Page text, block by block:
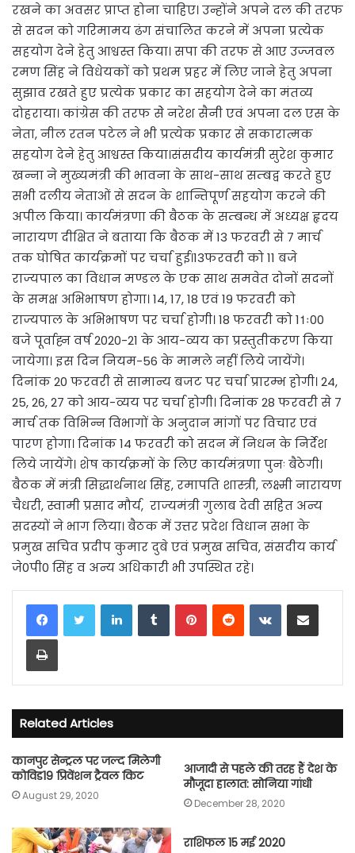
रखने का अवसर प्राप्त होना चाहिए। उन्होंने अपने दल की तरफ
से सदन को गरिमामय ढंग संचालित करने में अपना प्रत्येक
सहयोग देने हेतु आश्वस्त किया। सपा की तरफ से आए उज्जवल
रमण सिंह ने विधेयकों को प्रथम प्रहर में लिए जाने हेतु अपना
सुझाव रखते हुए प्रत्येक प्रकार का सहयोग देने का मंतव्य
दोहराया। कांग्रेस की तरफ सेे नरेश सैनी एवं अपना दल एस के
नेता, नील रतन पटेल ने भी प्रत्येक प्रकार से सकारात्मक
सहयोग देने हेतु आश्वस्त किया।संसदीय कार्यमंत्री सुरेश कुमार
खन्ना ने मुख्यमंत्री की भावना के साथ-साथ सम्बद्व करते हुए
सभी दलीय नेताओं से सदन के शान्तिपूर्ण सहयोग करने की
अपील किया। कार्यमंत्रणा की बैठक के सम्बन्ध में अध्यक्ष हृदय
नारायण दीक्षित ने बताया कि बैठक में 13 फरवरी से 7 मार्च
तक घोषित कार्यक्रमों पर चर्चा हुई।13फरवरी को 11 बजे
राज्यपाल का विधान मण्डल के एक साथ समवेत दोनों सदनों
के समक्ष अभिभाषण होगा। 14, 17, 18 एवं 19 फरवरी को
राज्यपाल के अभिभाषण पर चर्चा होगी। 18 फरवरी को 11ः00
बजे पूर्वाह्न वर्ष 2020-21 के आय-व्यय का प्रस्तुतीकरण किया
जायेगा। इस दिन नियम-56 के मामले नहीं लिये जायेंगे।
दिनांक 20 फरवरी से सामान्य बजट पर चर्चा प्रारम्भ होगी। 24,
25, 26, 27 को आय-व्यय पर चर्चा होगी। दिनांक 28 फरवरी से 7
मार्च तक विभिन्न विभागों के अनुदान मांगों पर विचार एवं
पारण होगा। दिनांक 14 फरवरी को सदन में निधन के निर्देश
लिये जायेंगे। शेष कार्यक्रमों के लिए कार्यमंत्रणा पुनः बैठेगी।
बैठक में मंत्री सिद्धार्थनाथ सिंह, रमापति शास्त्री, लक्ष्मी नारायण
चैधरी, स्वामी प्रसाद मौर्य, राज्यमंत्री गुलाब देवी सहित अन्य
सदस्यों ने भाग लिया। बैठक में उत्तर प्रदेश विधान सभा के
प्रमुख सचिव प्रदीप कुमार दुबे एवं प्रमुख सचिव, संसदीय कार्य
जे0पी0 सिंह व अन्य अधिकारी भी उपस्थित रहे।
LinkedInTumblrPinterestReddit VKontakteShare via Email
Print
Related Articles
कानपुर सेन्ट्रल पर जल्द मिलेगी
कोविड19 प्रिवेंशन ट्रैवल किट
August 29, 2020
आजादी से पहले की तरह हैं देश के
मौजूदा हालात: सोनिया गांधी
December 28, 2020
राशिफल 15 मई 2020